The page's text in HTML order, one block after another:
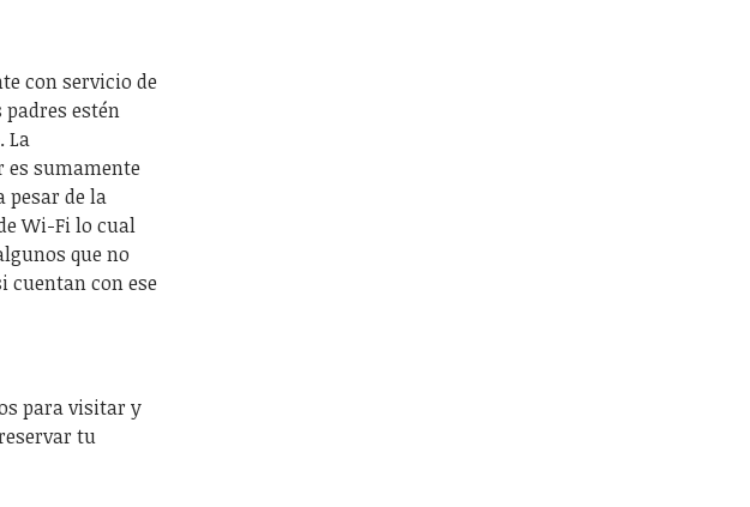
con servicio de
padres estén
La
es sumamente
pesar de la
Wi-Fi lo cual
que no
cuentan con ese
para visitar y
tu